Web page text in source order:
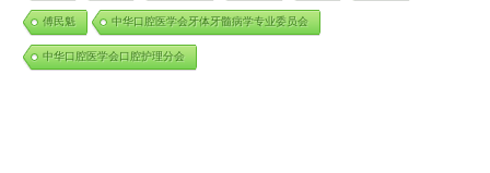
傅民魁 中华口腔医学会牙体牙髓病学专业委员会
中华口腔医学会口腔护理分会